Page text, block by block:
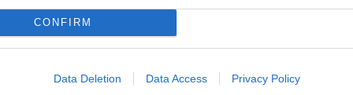
CONFIRM
Data Deletion Data Access Privacy Policy